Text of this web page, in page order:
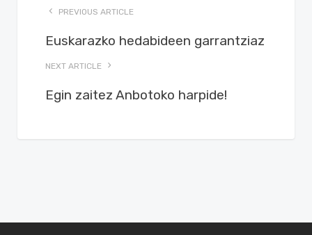
PREVIOUS ARTICLE
Euskarazko hedabideen garrantziaz
NEXT ARTICLE
Egin zaitez Anbotoko harpide!